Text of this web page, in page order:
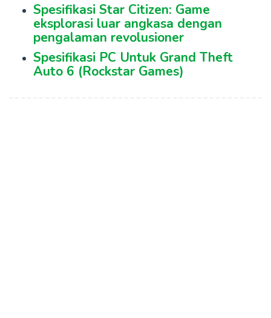
Spesifikasi Star Citizen: Game
eksplorasi luar angkasa dengan
pengalaman revolusioner
Spesifikasi PC Untuk Grand Theft
Auto 6 (Rockstar Games)